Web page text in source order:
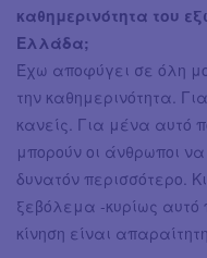
καθημερινότητα του
Ελλάδα;
Έχω αποφύγει σε όλη
την καθημερινότητα.
κανείς. Για μένα αυτό
μπορούν οι άνθρωποι
δυνατόν περισσότερο.
ξεβόλεμα -κυρίως αυτό
κίνηση είναι